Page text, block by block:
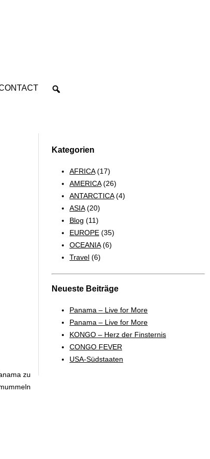
zu
Kategorien
AFRICA(17)
AMERICA(26)
ANTARCTICA(4)
ASIA(20)
Blog (11)
EUROPE (35)
OCEANIA(6)
Travel (6)
Neueste Beiträge
Panama – Live for More
Panama – Live for More
KONGO – Herz der Finsternis
CONGO FEVER
USA-Südstaaten